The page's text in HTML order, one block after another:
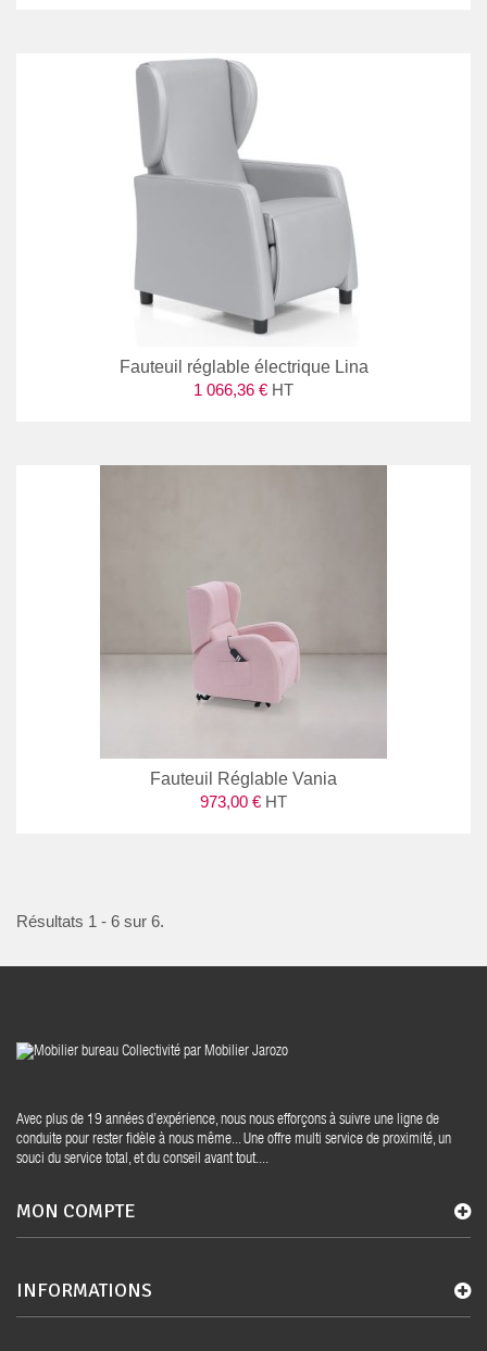
Fauteuil réglable électrique Lina
1 066,36 € HT
Fauteuil Réglable Vania
973,00 € HT
Résultats 1 - 6 sur 6.
Avec plus de 19 années d’expérience, nous nous efforçons à suivre une ligne de
conduite pour rester fidèle à nous même... Une offre multi service de proximité, un
souci du service total, et du conseil avant tout....
MON COMPTE
INFORMATIONS